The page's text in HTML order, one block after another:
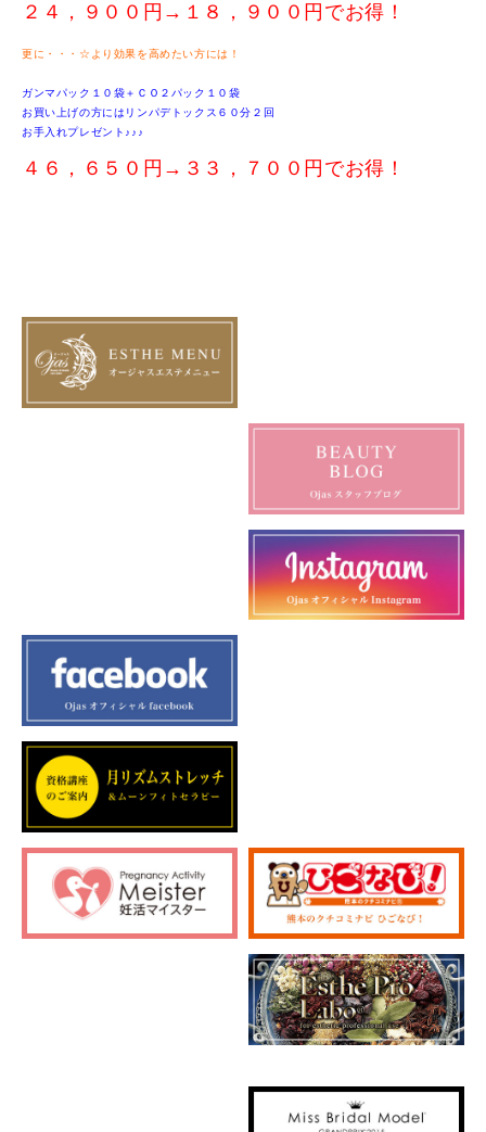
２４，９００円→１８，９００円でお得！
更に・・・☆より効果を高めたい方には！
ガンマパック１０袋＋ＣＯ２パック１０袋
お買い上げの方にはリンパデトックス６０分２回
お手入れプレゼント♪♪♪
４６，６５０円→３３，７００円でお得！